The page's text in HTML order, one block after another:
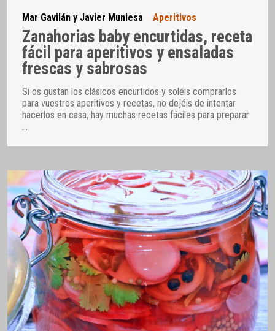
Mar Gavilán y Javier Muniesa Aperitivos
Zanahorias baby encurtidas, receta
fácil para aperitivos y ensaladas
frescas y sabrosas
Si os gustan los clásicos encurtidos y soléis comprarlos
para vuestros aperitivos y recetas, no dejéis de intentar
hacerlos en casa, hay muchas recetas fáciles para preparar